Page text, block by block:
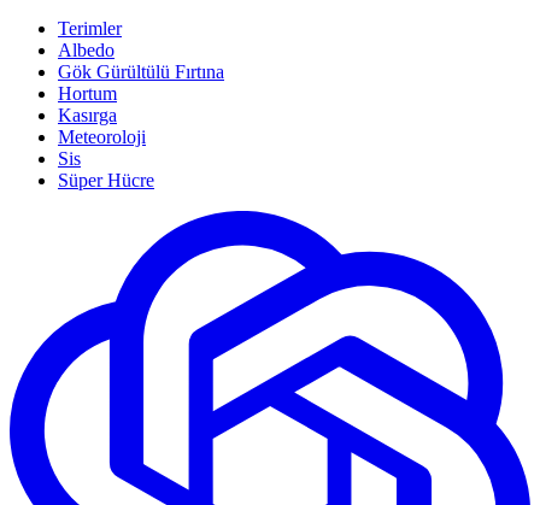
Terimler
Albedo
Gök Gürültülü Fırtına
Hortum
Kasırga
Meteoroloji
Sis
Süper Hücre